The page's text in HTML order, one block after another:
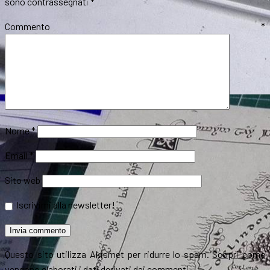
Commento*
Nome*
Email *
Sito web
Iscrivimi alla newsletter!
Questo sito utilizza Akismet per ridurre lo spam.Scopri come